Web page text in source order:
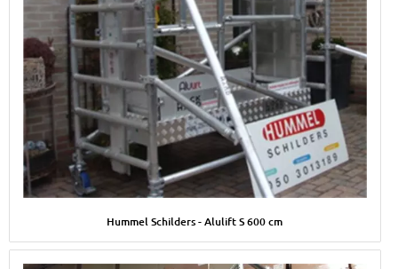
Hummel Schilders - Alulift S 600 cm